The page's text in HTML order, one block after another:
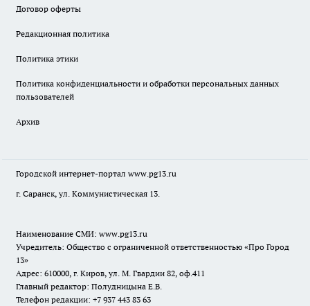
Договор оферты
Редакционная политика
Политика этики
Политика конфиденциальности и обработки персональных данных
пользователей
Архив
Городской интернет-портал www.pg13.ru
г. Саранск, ул. Коммунистическая 13.
Наименование СМИ: www.pg13.ru
Учредитель: Общество с ограниченной ответственностью «Про Город
13»
Адрес: 610000, г. Киров, ул. М. Гвардии 82, оф.411
Главный редактор: Полудницына Е.В.
Телефон редакции: +7 937 443 83 63